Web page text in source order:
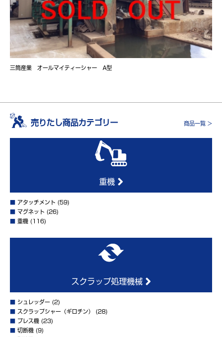
三筒産業 オールマイティーシャー A型
売りたし商品カテゴリー 商品一覧 >
重機
アタッチメント (59)
マグネット (26)
重機 (116)
スクラップ処理機械
シュレッダー (2)
スクラップシャー（ギロチン）
(28)
プレス機 (23)
切断機 (9)